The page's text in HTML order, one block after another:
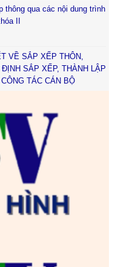
thông qua các nội dung trình
II
VỀ SẮP XẾP THÔN,
SẮP XẾP, THÀNH LẬP
TÁC CÁN BỘ